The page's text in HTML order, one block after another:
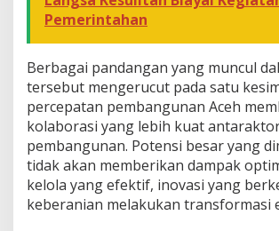
Pemerintahan
Berbagai pandangan yang muncul
tersebut mengerucut pada satu
percepatan pembangunan Aceh
kolaborasi yang lebih kuat
pembangunan. Potensi besar yang
tidak akan memberikan dampak
kelola yang efektif, inovasi yang
keberanian melakukan transformasi